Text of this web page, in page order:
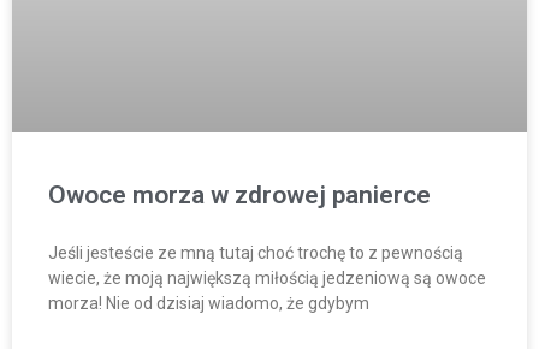
Owoce morza w zdrowej panierce
Jeśli jesteście ze mną tutaj choć trochę to z pewnością
wiecie, że moją największą miłością jedzeniową są owoce
morza! Nie od dzisiaj wiadomo, że gdybym